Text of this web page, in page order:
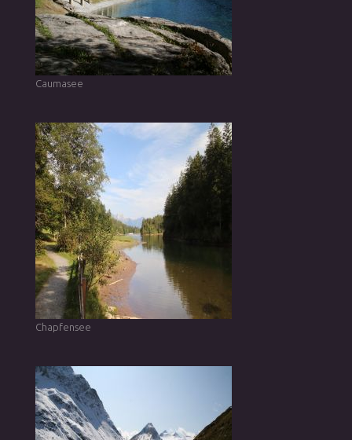
Caumasee
Chapfensee